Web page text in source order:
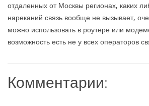
отдаленных от Москвы регионах, каких
нареканий связь вообще не вызывает,
можно использовать в роутере или
возможность есть не у всех операторов
Комментарии: